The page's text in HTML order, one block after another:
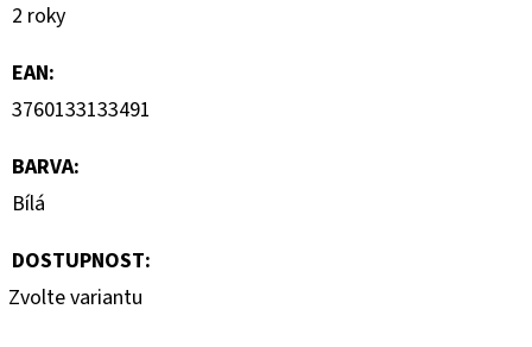
2 roky
EAN:
3760133133491
BARVA:
Bílá
DOSTUPNOST:
Zvolte variantu